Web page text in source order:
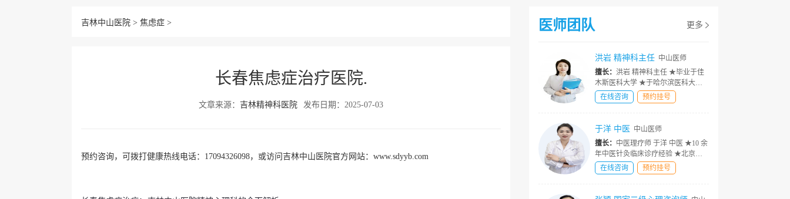
吉林中山医院 > 焦虑症 >
长春焦虑症治疗医院.
文章来源： 吉林精神科医院 发布日期：2025-07-03
预约咨询，可拨打健康热线电话：17094326098，或访问吉林中山医院官方网站：www.sdyyb.com
医师团队 更多
洪岩 精神科主任 中山医师
擅长： 洪岩 精神科主任 ★毕业于佳
木斯医科大学 ★于哈尔滨医科大学
附属第一医院精神科进修 ★省中医
药学神志分会会员 ★多次参加省内
历： 洪岩医生一直在精神心理科...
在线咨询 预约挂号
于洋 中医 中山医师
擅长： 中医理疗师 于洋 中医 ★10 余
年中医针灸临床诊疗经验 ★北京中
医药大学毕业 ★吉林中山医院中医
★中医针灸传承人 ★中医康复理疗
穴、面针、背俞针法、鬼门十三...
在线咨询 预约挂号